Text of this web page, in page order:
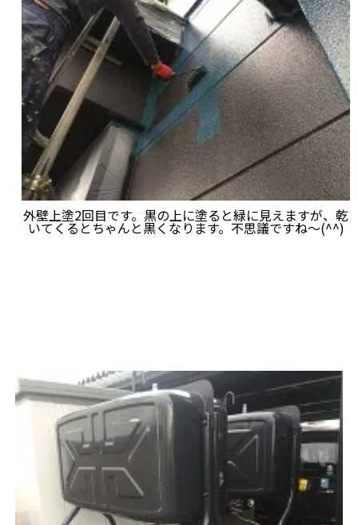
外壁上塗2回目です。黒の上に塗ると緑に見えますが、乾
いてくるとちゃんと黒くなります。不思議ですね～(^^)